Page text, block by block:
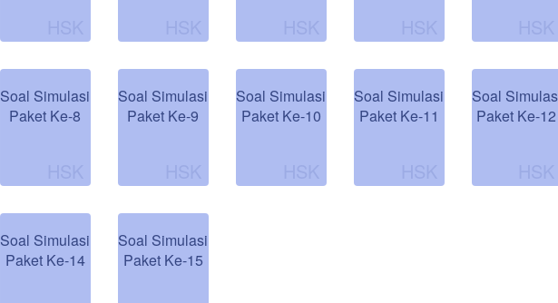
Soal Simulasi
Paket Ke-8
Soal Simulasi
Paket Ke-9
Soal Simulasi
Paket Ke-10
Soal Simulasi
Paket Ke-11
Soal
Paket Ke-12
Soal Simulasi
Paket Ke-14
Soal Simulasi
Paket Ke-15